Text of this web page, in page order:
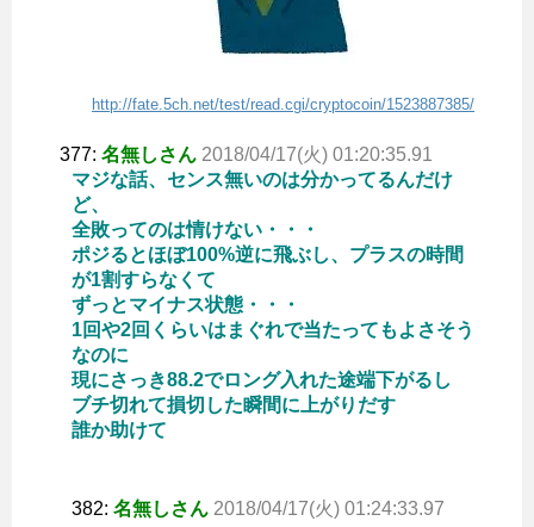
http://fate.5ch.net/test/read.cgi/cryptocoin/1523887385/
377: 名無しさん 2018/04/17(火) 01:20:35.91
マジな話、センス無いのは分かってるんだけ
ど、
全敗ってのは情けない・・・
ポジるとほぼ100%逆に飛ぶし、プラスの時間
が1割すらなくて
ずっとマイナス状態・・・
1回や2回くらいはまぐれで当たってもよさそう
なのに
現にさっき88.2でロング入れた途端下がるし
ブチ切れて損切した瞬間に上がりだす
誰か助けて
382: 名無しさん 2018/04/17(火) 01:24:33.97